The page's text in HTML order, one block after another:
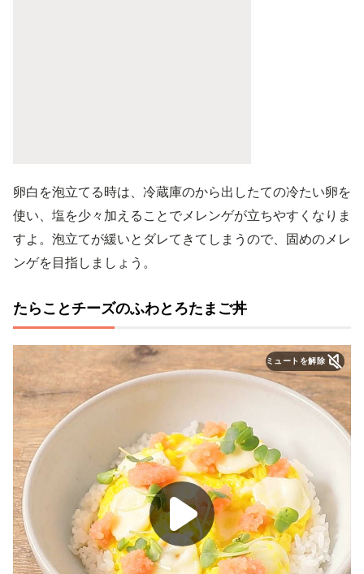
卵白を泡立てる時は、冷蔵庫のから出したての冷たい卵を
使い、塩を少々加えることでメレンゲが立ちやすくなりま
すよ。泡立てが緩いとダレてきてしまうので、固めのメレ
ンゲを目指しましょう。
たらことチーズのふわとろたまご丼
ミュートを解除